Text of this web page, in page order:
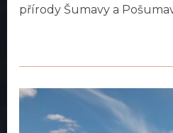
přírody Šumavy a